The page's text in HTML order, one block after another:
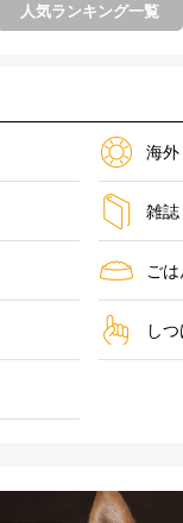
人気ランキング一覧
海外
雑
ご
し